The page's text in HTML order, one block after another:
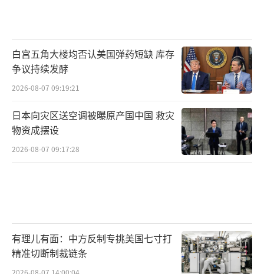
白宫五角大楼均否认美国弹药短缺 库存
争议持续发酵
2026-08-07 09:19:21
日本向灾区送空调被曝原产国中国 救灾
物资成摆设
2026-08-07 09:17:28
有理儿有面：中方反制专挑美国七寸打
精准切断制裁链条